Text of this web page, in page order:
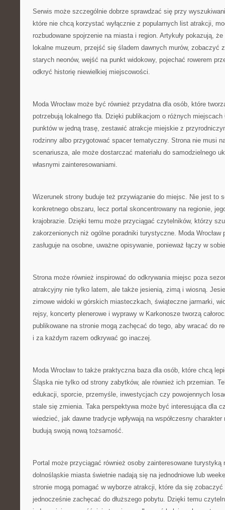
Serwis może szczególnie dobrze sprawdzać się przy
które nie chcą korzystać wyłącznie z popularnych list atrakcji,
rozbudowane spojrzenie na miasta i region. Artykuły pokazują,
lokalne muzeum, przejść się śladem dawnych murów, zobaczyć
starych neonów, wejść na punkt widokowy, pojechać rowerem
odkryć historię niewielkiej miejscowości.
Moda Wrocław może być również przydatna dla osób, które
potrzebują lokalnego tła. Dzięki publikacjom o różnych miejscach
punktów w jedną trasę, zestawić atrakcje miejskie z
rodzinny albo przygotować spacer tematyczny. Strona nie musi
scenariusza, ale może dostarczać materiału do samodzielnego
własnymi zainteresowaniami.
Wizerunek strony buduje też przywiązanie do miejsc. Nie jest to
konkretnego obszaru, lecz portal skoncentrowany na regionie,
krajobrazie. Dzięki temu może przyciągać czytelników, którzy
zakorzenionych niż ogólne poradniki turystyczne. Moda
zasługuje na osobne, uważne opisywanie, ponieważ łączy w
Strona może również inspirować do odkrywania miejsc poza
atrakcyjny nie tylko latem, ale także jesienią, zimą i wiosną.
zimowe widoki w górskich miasteczkach, świąteczne jarmarki,
rejsy, koncerty plenerowe i wyprawy w Karkonosze tworzą
publikowane na stronie mogą zachęcać do tego, aby wracać do
i za każdym razem odkrywać go inaczej.
Moda Wrocław to także praktyczna baza dla osób, które chcą
Śląska nie tylko od strony zabytków, ale również ich przemian.
edukacji, sporcie, przemyśle, inwestycjach czy powojennych
stale się zmienia. Taka perspektywa może być interesująca dla
wiedzieć, jak dawne tradycje wpływają na współczesny
budują swoją nową tożsamość.
Portal może przyciągać również osoby zainteresowane turystyką
dolnośląskie miasta świetnie nadają się na jednodniowe lub
stronie mogą pomagać w wyborze atrakcji, które da się
jednocześnie zachęcać do dłuższego pobytu. Dzięki temu